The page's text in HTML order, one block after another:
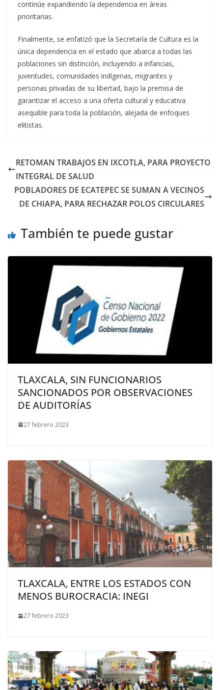
continúe expandiendo la dependencia en áreas
prioritarias.
Finalmente, se enfatizó que la Secretaría de Cultura es la
única dependencia en el estado que abarca a todas las
poblaciones sin distinción, incluyendo a infancias,
juventudes, comunidades indígenas, migrantes y
personas privadas de su libertad, bajo la premisa de
garantizar el acceso a una oferta cultural y educativa
asequible para toda la población, alejada de enfoques
elitistas.
RETOMAN TRABAJOS EN IXCOTLA, PARA PROYECTO
INTEGRAL DE SALUD
POBLADORES DE ECATEPEC SE SUMAN A VECINOS
DE CHIAPA, PARA RECHAZAR POLOS CIRCULARES
También te puede gustar
TLAXCALA, SIN FUNCIONARIOS
SANCIONADOS POR OBSERVACIONES
DE AUDITORÍAS
27 febrero 2023
TLAXCALA, ENTRE LOS ESTADOS CON
MENOS BUROCRACIA: INEGI
27 febrero 2023